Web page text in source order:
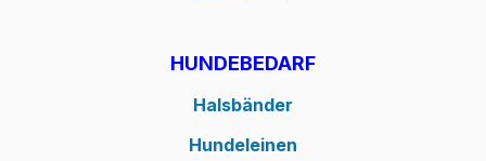
HUNDEBEDARF
Halsbänder
Hundeleinen